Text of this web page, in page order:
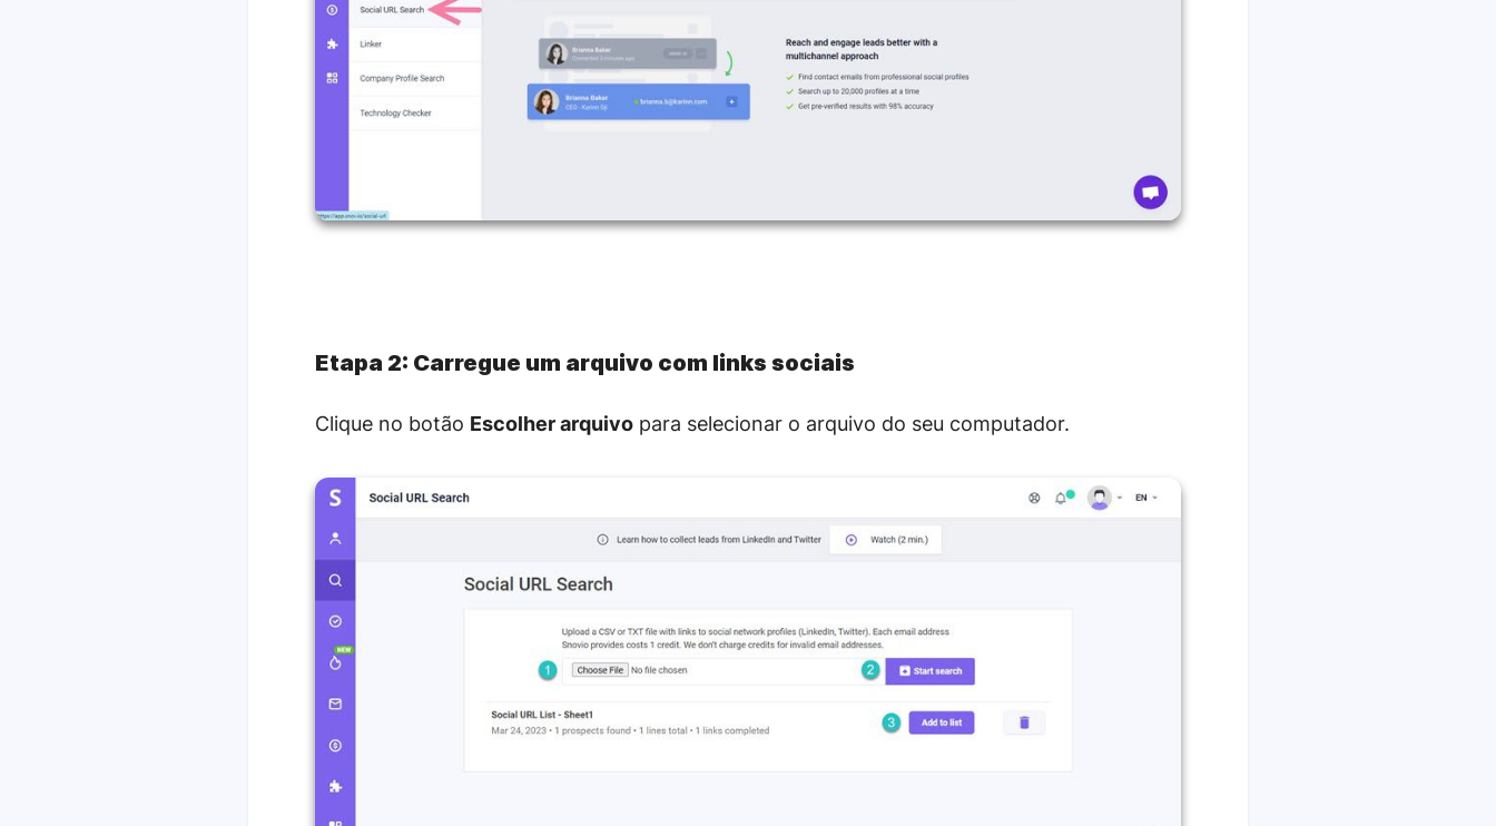
Etapa 2: Carregue um arquivo com links sociais
Clique no botão Escolher arquivo para selecionar o arquivo do seu computador.